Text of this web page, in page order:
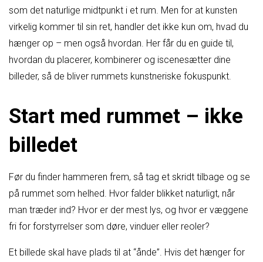
som det naturlige midtpunkt i et rum. Men for at kunsten
virkelig kommer til sin ret, handler det ikke kun om, hvad du
hænger op – men også hvordan. Her får du en guide til,
hvordan du placerer, kombinerer og iscenesætter dine
billeder, så de bliver rummets kunstneriske fokuspunkt.
Start med rummet – ikke
billedet
Før du finder hammeren frem, så tag et skridt tilbage og se
på rummet som helhed. Hvor falder blikket naturligt, når
man træder ind? Hvor er der mest lys, og hvor er væggene
fri for forstyrrelser som døre, vinduer eller reoler?
Et billede skal have plads til at “ånde”. Hvis det hænger for